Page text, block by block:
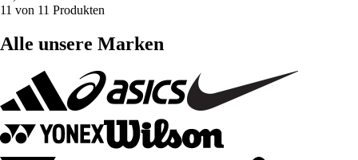
11 von 11 Produkten
Alle unsere Marken